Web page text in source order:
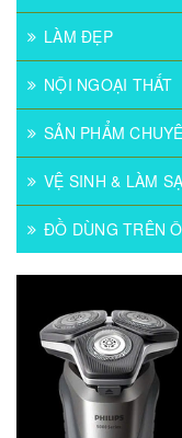
LÀM ĐẸP
NỘI NGOẠI THẤT
SẢN PHẨM
VỆ SINH & LÀM
ĐỒ DÙNG TRÊN